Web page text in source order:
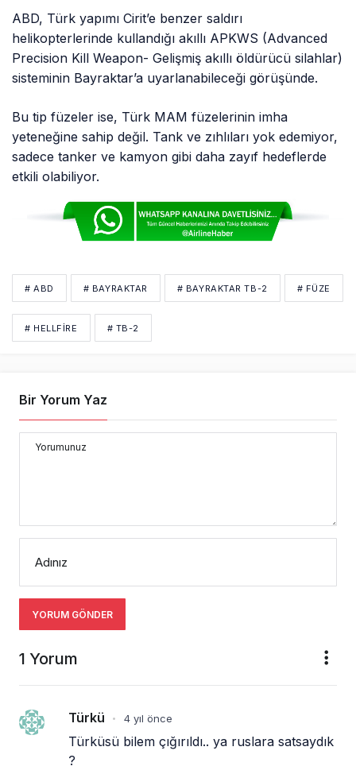
ABD, Türk yapımı Cirit’e benzer saldırı
helikopterlerinde kullandığı akıllı APKWS (Advanced
Precision Kill Weapon- Gelişmiş akıllı öldürücü silahlar)
sisteminin Bayraktar’a uyarlanabileceği görüşünde.
Bu tip füzeler ise, Türk MAM füzelerinin imha
yeteneğine sahip değil. Tank ve zıhlıları yok edemiyor,
sadece tanker ve kamyon gibi daha zayıf hedeflerde
etkili olabiliyor.
# ABD # BAYRAKTAR # BAYRAKTAR TB-2 # FÜZE
# HELLFIRE # TB-2
Bir Yorum Yaz
Yorumunuz
Adınız
YORUM GÖNDER
1 Yorum
Türkü • 4 yıl önce
Türküsü bilem çığırıldı.. ya ruslara satsaydık
?